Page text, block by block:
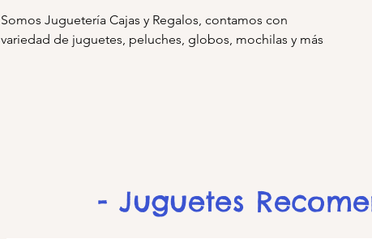
Somos Juguetería Cajas y Regalos, contamos con
variedad de juguetes, peluches, globos, mochilas y más
- Juguetes